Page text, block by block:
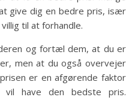
give dig en bedre pris, især
til at forhandle.
og fortæl dem, at du er
men at du også overvejer
er en afgørende faktor
have den bedste pris.